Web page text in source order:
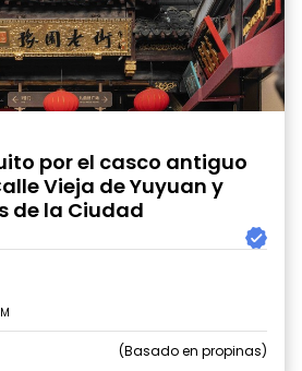
por el casco antiguo
Vieja de Yuyuan y
de la Ciudad
Basado en propinas